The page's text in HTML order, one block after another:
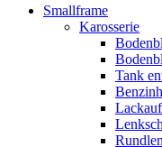
Smallframe
Karosserie
Tank